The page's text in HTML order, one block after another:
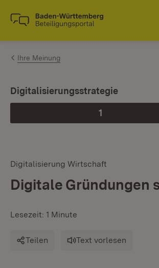
Zum Inhalt springen
Link zur Startseite
Ihre Meinung
Phase
1
:
Digitalisierungsstrategie
Digitalisierung Wirtschaft
Digitale Gründungen
Lesezeit: 1 Minute
Teilen Text vorlesen